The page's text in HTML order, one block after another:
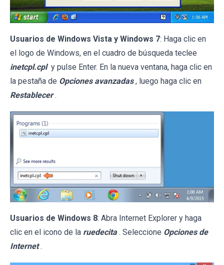
Usuarios de Windows Vista y Windows 7: Haga clic en
el logo de Windows, en el cuadro de búsqueda teclee
inetcpl.cpl y pulse Enter. En la nueva ventana, haga clic en
la pestaña de Opciones avanzadas , luego haga clic en
Restablecer .
Usuarios de Windows 8: Abra Internet Explorer y haga
clic en el icono de la ruedecita . Seleccione Opciones de
Internet .